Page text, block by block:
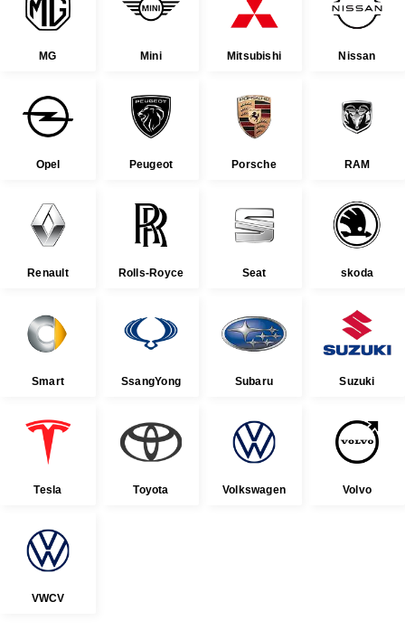
MG Mini Mitsubishi Nissan
Opel Peugeot Porsche RAM
Renault Rolls-Royce Seat skoda
Smart SsangYong Subaru Suzuki
Tesla Toyota Volkswagen Volvo
VWCV